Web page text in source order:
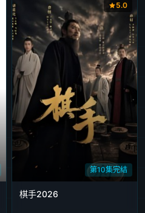
第10集完结
5.0
棋手2026